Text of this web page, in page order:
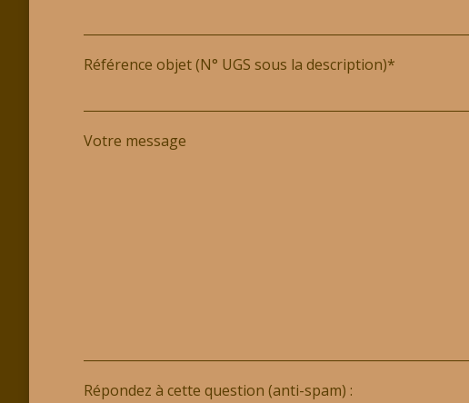
Référence objet (N° UGS sous la description)*
Votre message
Répondez à cette question (anti-spam) :